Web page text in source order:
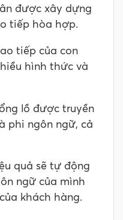
được xây dựng
tiếp hòa hợp.
tiếp của con
hình thức và
lồ được truyền
phi ngôn ngữ, cả
quả sẽ tự động
ngữ của mình
khách hàng.